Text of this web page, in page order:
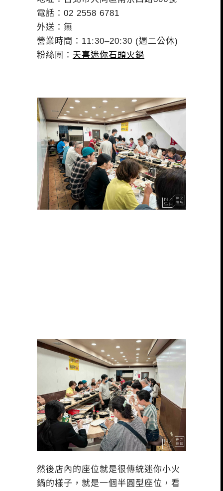
電話：02 2558 6781
外送：無
營業時間：11:30–20:30 (週二公休)
粉絲團： 天喜迷你石頭火鍋
然後店內的座位就是很傳統迷你小火
鍋的樣子，就是一個半圓型座位，看